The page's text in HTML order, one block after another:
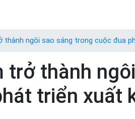
thành ngôi sao sáng trong cuộc đua
trở thành
triển xuất